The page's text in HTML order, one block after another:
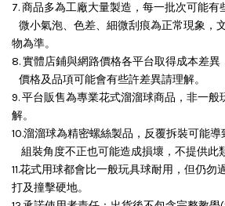
7. 商品多為工廠大量製造，每一批次可能有
微小氣泡、色差、細微刮痕為正常現象，
物為準。
8. 實體店鋪與網路價格各平台取得成本差異
價格及品項可能會有些許差異請理解。
9. 平台販售為專業花式溜溜球商品，非一般
解。
10.溜溜球為精密螺絲製品，反覆拆裝可能導
組裝角度不正也可能造成損壞， 不提供此
11.花式用球都會比一般玩具球耐用，但仍勿
打及撞擊硬地。